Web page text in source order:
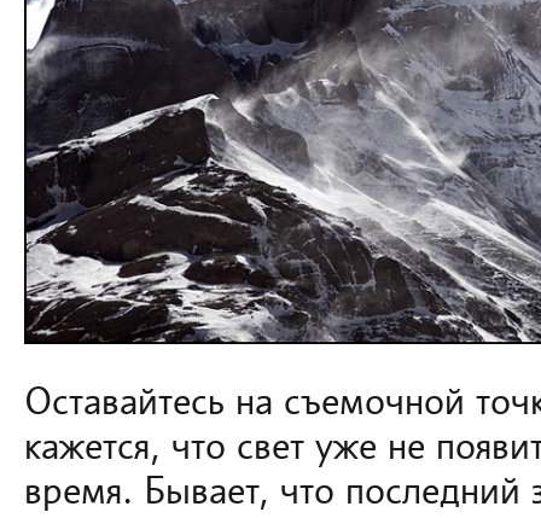
Оставайтесь на съемочной
кажется, что свет уже не
время. Бывает, что последний